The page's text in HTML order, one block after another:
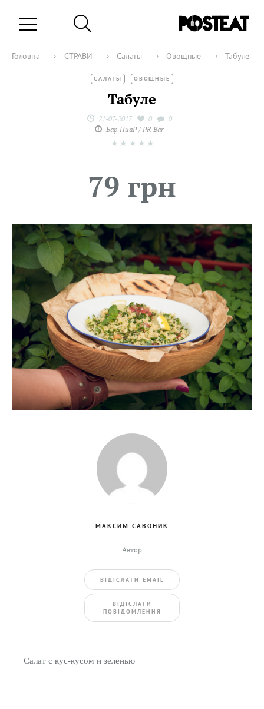
Головна › СТРАВИ › Салаты › Овощные › Табуле
САЛАТЫ ОВОЩНЫЕ
Табуле
21-07-2017 0
0
Бар ПиаР / PR Bar
★
★
★
★
★
79 грн
МАКСИМ САВОНИК
Автор
ВIДIСЛАТИ EMAIL
BIДIСЛАТИ
ПОВIДОМЛЕННЯ
Салат с кус-кусом и зеленью